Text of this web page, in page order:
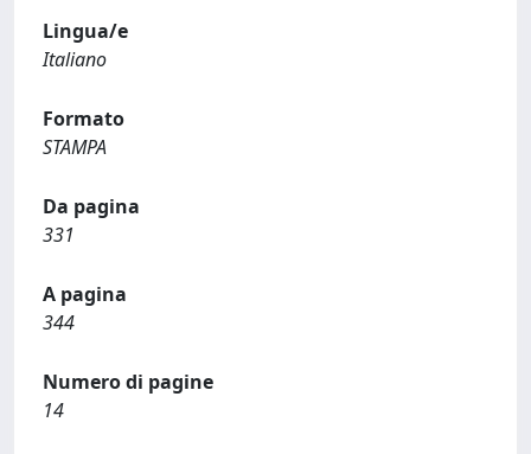
Lingua/e
Italiano
Formato
STAMPA
Da pagina
331
A pagina
344
Numero di pagine
14